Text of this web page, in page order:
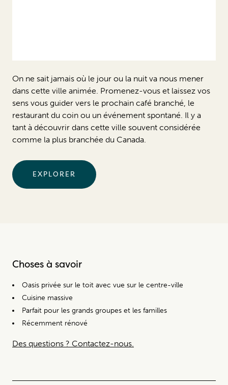
On ne sait jamais où le jour ou la nuit va nous mener
dans cette ville animée. Promenez-vous et laissez vos
sens vous guider vers le prochain café branché, le
restaurant du coin ou un événement spontané. Il y a
tant à découvrir dans cette ville souvent considérée
comme la plus branchée du Canada.
EXPLORER
Choses à savoir
Oasis privée sur le toit avec vue sur le centre-ville
Cuisine massive
Parfait pour les grands groupes et les familles
Récemment rénové
Des questions ? Contactez-nous.